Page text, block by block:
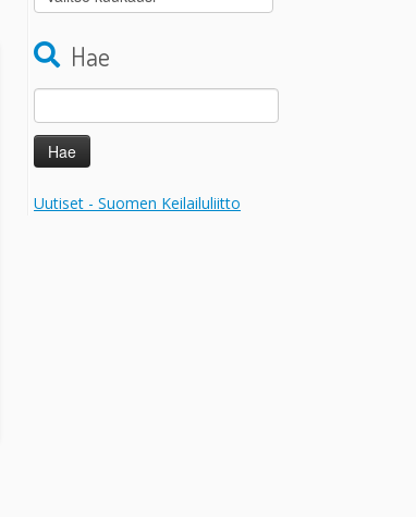
Hae
Haku:
Uutiset - Suomen Keilailuliitto